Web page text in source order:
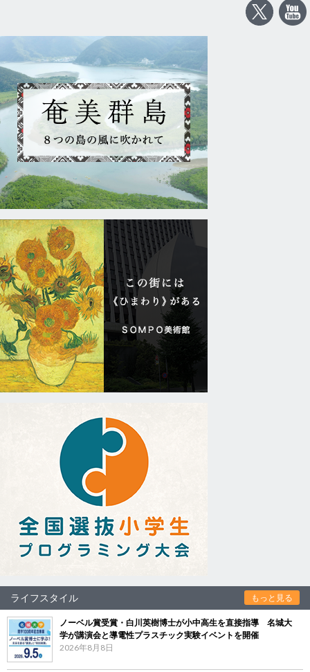
ライフスタイル もっと見る
ノーベル賞受賞・白川英樹博士が小中高生を直接指導 名城大
学が講演会と導電性プラスチック実験イベントを開催
2026年8月8日